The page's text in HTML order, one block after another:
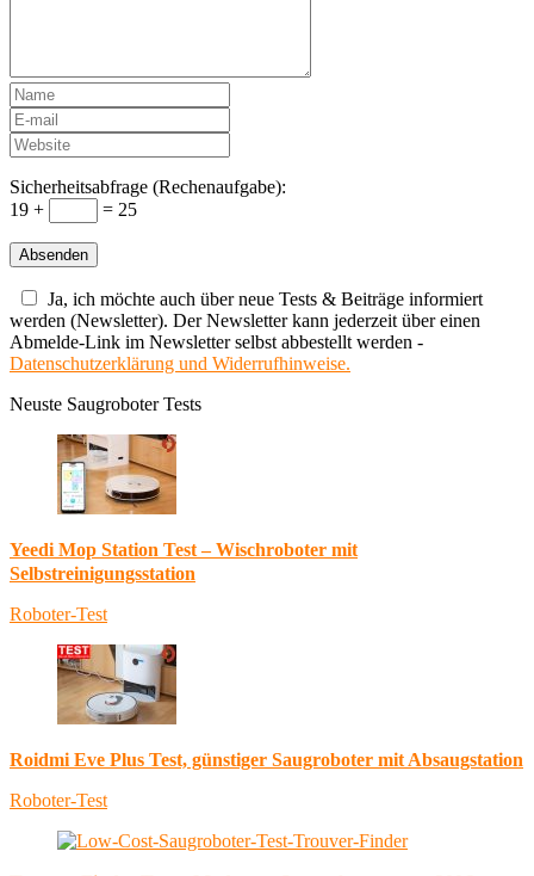
Sicherheitsabfrage (Rechenaufgabe):
19 +
= 25
Ja, ich möchte auch über neue Tests & Beiträge informiert
werden (Newsletter). Der Newsletter kann jederzeit über einen
Abmelde-Link im Newsletter selbst abbestellt werden -
Datenschutzerklärung und Widerrufhinweise.
Neuste Saugroboter Tests
Yeedi Mop Station Test – Wischroboter mit
Selbstreinigungsstation
Roboter-Test
Roidmi Eve Plus Test, günstiger Saugroboter mit Absaugstation
Roboter-Test